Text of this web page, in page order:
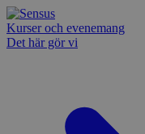
Kurser och evenemang
Det här gör vi